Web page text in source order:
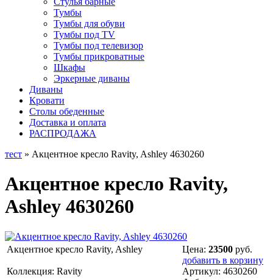
Тумбы
Тумбы для обуви
Тумбы под TV
Тумбы под телевизор
Тумбы прикроватные
Шкафы
Эркерные диваны
Диваны
Кровати
Столы обеденные
Доставка и оплата
РАСПРОДАЖА
тест » Акцентное кресло Ravity, Ashley 4630260
Акцентное кресло Ravity,
Ashley 4630260
Акцентное кресло Ravity, Ashley
Коллекция: Ravity
Цена: 23500 руб.
добавить в корзину
Артикул: 4630260